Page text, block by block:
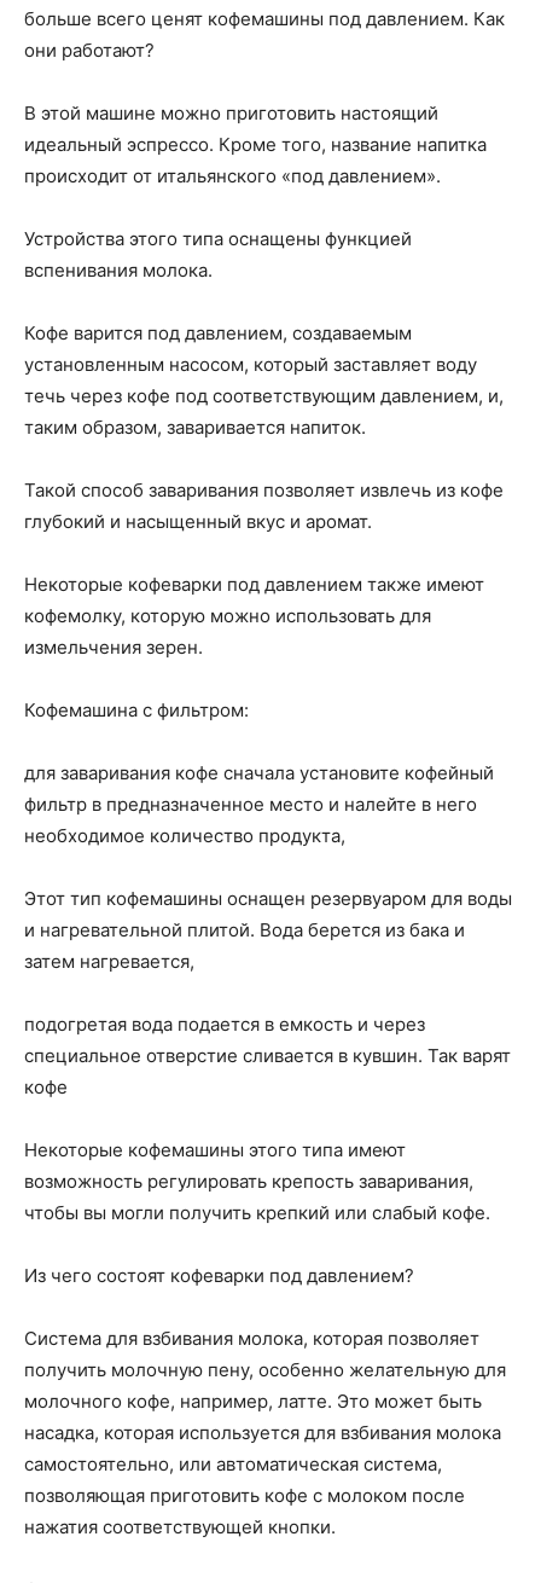
больше всего ценят кофемашины под давлением. Как
они работают?
В этой машине можно приготовить настоящий
идеальный эспрессо. Кроме того, название напитка
происходит от итальянского «под давлением».
Устройства этого типа оснащены функцией
вспенивания молока.
Кофе варится под давлением, создаваемым
установленным насосом, который заставляет воду
течь через кофе под соответствующим давлением, и,
таким образом, заваривается напиток.
Такой способ заваривания позволяет извлечь из кофе
глубокий и насыщенный вкус и аромат.
Некоторые кофеварки под давлением также имеют
кофемолку, которую можно использовать для
измельчения зерен.
Кофемашина с фильтром:
для заваривания кофе сначала установите кофейный
фильтр в предназначенное место и налейте в него
необходимое количество продукта,
Этот тип кофемашины оснащен резервуаром для воды
и нагревательной плитой. Вода берется из бака и
затем нагревается,
подогретая вода подается в емкость и через
специальное отверстие сливается в кувшин. Так варят
кофе
Некоторые кофемашины этого типа имеют
возможность регулировать крепость заваривания,
чтобы вы могли получить крепкий или слабый кофе.
Из чего состоят кофеварки под давлением?
Система для взбивания молока, которая позволяет
получить молочную пену, особенно желательную для
молочного кофе, например, латте. Это может быть
насадка, которая используется для взбивания молока
самостоятельно, или автоматическая система,
позволяющая приготовить кофе с молоком после
нажатия соответствующей кнопки.